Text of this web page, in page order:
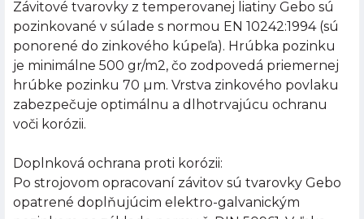
Závitové tvarovky z temperovanej liatiny Gebo sú
pozinkované v súlade s normou EN 10242:1994 (sú
ponorené do zinkového kúpeľa). Hrúbka pozinku
je minimálne 500 gr/m2, čo zodpovedá priemernej
hrúbke pozinku 70 µm. Vrstva zinkového povlaku
zabezpečuje optimálnu a dlhotrvajúcu ochranu
voči korózii.
Doplnková ochrana proti korózii:
Po strojovom opracovaní závitov sú tvarovky Gebo
opatrené doplňujúcim elektro-galvanickým